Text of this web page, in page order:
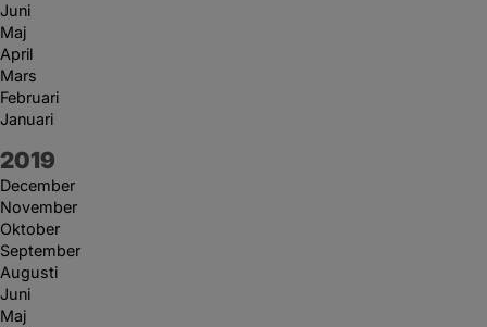
Juni
Maj
April
Mars
Februari
Januari
År:
2019
December
November
Oktober
September
Augusti
Juni
Maj